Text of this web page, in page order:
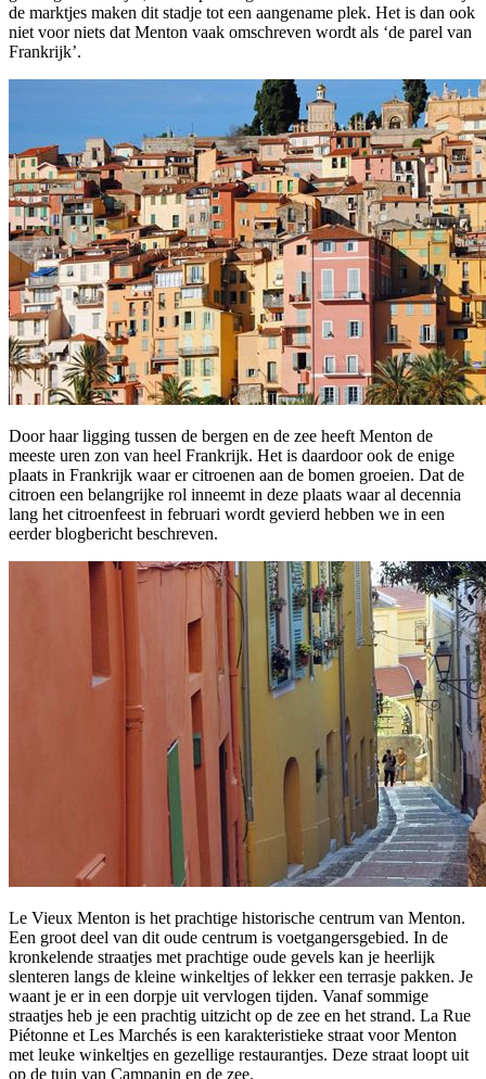
de marktjes maken dit stadje tot een aangename plek. Het is dan ook
niet voor niets dat Menton vaak omschreven wordt als ‘de parel van
Frankrijk’.
Door haar ligging tussen de bergen en de zee heeft Menton de
meeste uren zon van heel Frankrijk. Het is daardoor ook de enige
plaats in Frankrijk waar er citroenen aan de bomen groeien. Dat de
citroen een belangrijke rol inneemt in deze plaats waar al decennia
lang het citroenfeest in februari wordt gevierd hebben we in een
eerder blogbericht beschreven.
Le Vieux Menton is het prachtige historische centrum van Menton.
Een groot deel van dit oude centrum is voetgangersgebied. In de
kronkelende straatjes met prachtige oude gevels kan je heerlijk
slenteren langs de kleine winkeltjes of lekker een terrasje pakken. Je
waant je er in een dorpje uit vervlogen tijden. Vanaf sommige
straatjes heb je een prachtig uitzicht op de zee en het strand. La Rue
Piétonne et Les Marchés is een karakteristieke straat voor Menton
met leuke winkeltjes en gezellige restaurantjes. Deze straat loopt uit
op de tuin van Campanin en de zee.